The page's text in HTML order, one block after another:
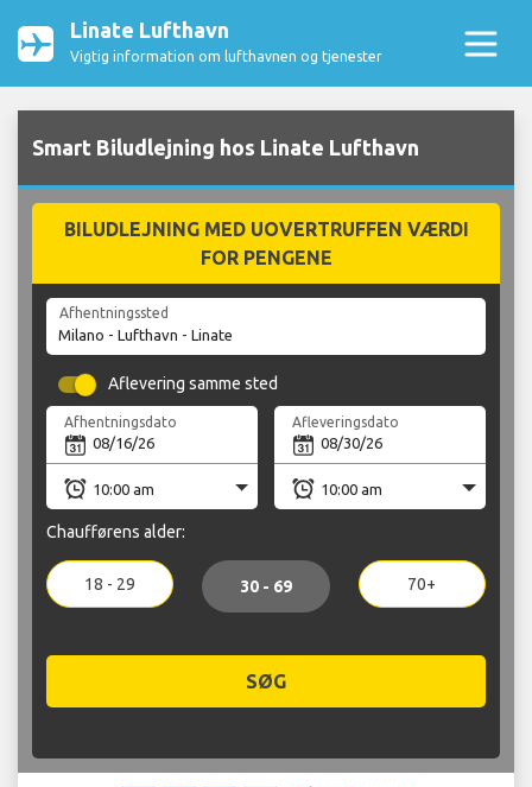
Linate Lufthavn
Vigtig information om lufthavnen og tjenester
Smart Biludlejning hos Linate Lufthavn
BILUDLEJNING MED UOVERTRUFFEN VÆRDI
FOR PENGENE
Afhentningssted
Aflevering samme sted
Afhentningsdato Afleveringsdato
Chaufførens alder:
18 - 29 30 - 69 70+
SØG